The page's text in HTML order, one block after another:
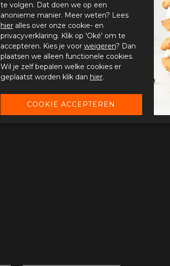
te volgen. Dat doen we op een
anonieme manier. Meer weten? Lees
hier alles over onze cookie- en
privacyverklaring. Klik op 'Oké' om te
accepteren. Kies je voor weigeren? Dan
plaatsen we alleen functionele cookies.
Wil je zelf bepalen welke cookies er
geplaatst worden klik dan hier.